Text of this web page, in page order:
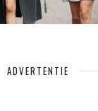
ADVERTENTIE